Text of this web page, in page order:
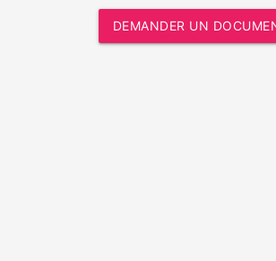
DEMANDER UN